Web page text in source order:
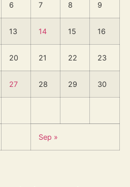
6 7 8 9
13 14 15 16
20 21 22 23
27 28 29 30
Sep »